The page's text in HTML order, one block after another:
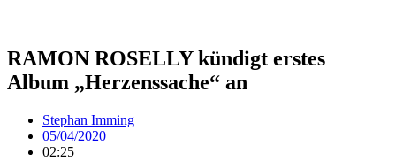
RAMON ROSELLY kündigt erstes
Album „Herzenssache“ an
Stephan Imming
05/04/2020
02:25